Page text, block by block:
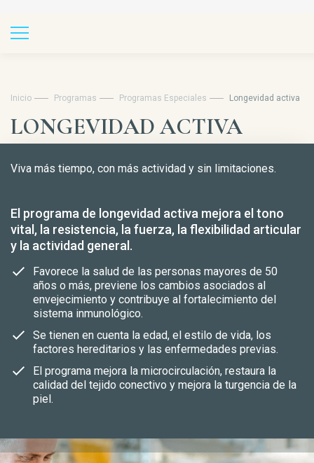
Inicio Programas Programas Especiales Longevidad activa
LONGEVIDAD ACTIVA
Viva más tiempo, con más actividad y sin limitaciones.
El programa de longevidad activa mejora el tono
vital, la resistencia, la fuerza, la flexibilidad articular
y la actividad general.
Favorece la salud de las personas mayores de 50
años o más, previene los cambios asociados al
envejecimiento y contribuye al fortalecimiento del
sistema inmunológico.
Se tienen en cuenta la edad, el estilo de vida, los
factores hereditarios y las enfermedades previas.
El programa mejora la microcirculación, restaura la
calidad del tejido conectivo y mejora la turgencia de la
piel.